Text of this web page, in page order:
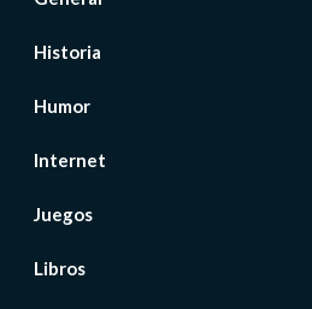
Historia
Humor
Internet
Juegos
Libros